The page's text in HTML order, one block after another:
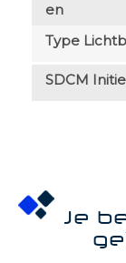
En
Type
SDCM
Je